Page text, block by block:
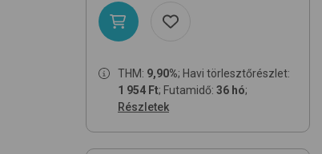
THM: 9,90%; Havi törlesztőrészlet:
1 954 Ft; Futamidő: 36 hó;
Részletek